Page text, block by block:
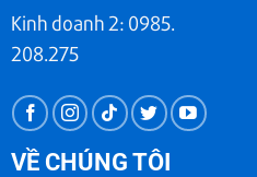
Kinh doanh 2: 0985.
208.275
VỀ CHÚNG TÔI